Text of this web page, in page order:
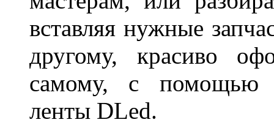
вставляя нужные
другому, красиво
самому, с помощью
ленты DLed.